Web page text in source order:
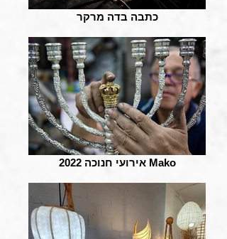
כתבה בדה מרקר
אירועי חנוכה 2022 Mako